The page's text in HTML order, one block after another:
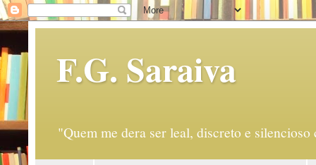
F.G. Saraiva
"Quem me dera ser leal, discreto e